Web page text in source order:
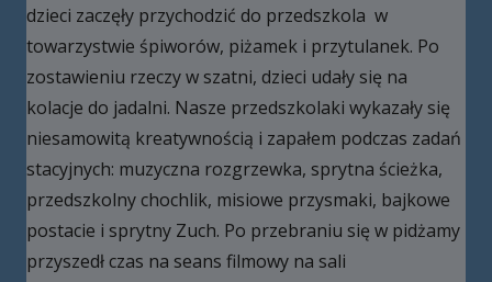
dzieci zaczęły przychodzić do przedszkola w
towarzystwie śpiworów, piżamek i przytulanek. Po
zostawieniu rzeczy w szatni, dzieci udały się na
kolacje do jadalni. Nasze przedszkolaki wykazały się
niesamowitą kreatywnością i zapałem podczas zadań
stacyjnych: muzyczna rozgrzewka, sprytna ścieżka,
przedszkolny chochlik, misiowe przysmaki, bajkowe
postacie i sprytny Zuch. Po przebraniu się w pidżamy
przyszedł czas na seans filmowy na sali